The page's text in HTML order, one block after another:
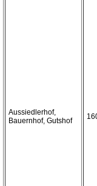
Aussiedlerhof,
Bauernhof, Gutshof